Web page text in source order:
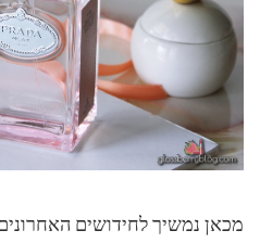
מכאן נמשיך לחידושים